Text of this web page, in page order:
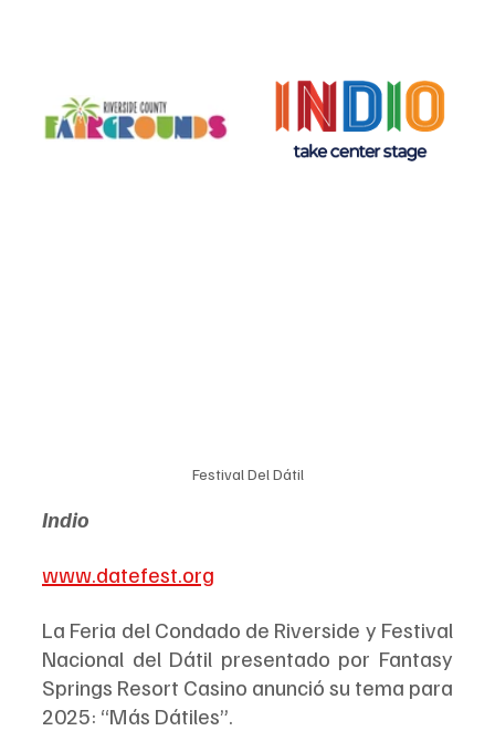
Festival Del Dátil
Indio
www.datefest.org
La Feria del Condado de Riverside y Festival
Nacional del Dátil presentado por Fantasy
Springs Resort Casino anunció su tema para
2025: “Más Dátiles”.